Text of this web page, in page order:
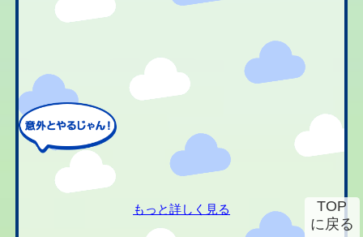
もっと詳しく見る
TOP
に戻る